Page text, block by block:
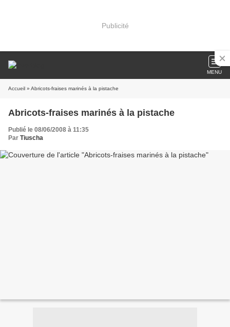
Publicité
MENU
Accueil » Abricots-fraises marinés à la pistache
Abricots-fraises marinés à la pistache
Publié le 08/06/2008 à 11:35
Par Tiuscha